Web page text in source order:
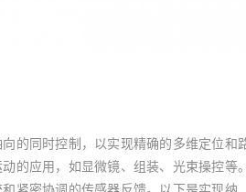
的同时控制，以实现精确的多维定位和
的应用，如显微镜、组装、光束操控等。